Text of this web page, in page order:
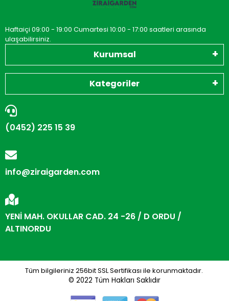
Haftaiçi 09:00 - 19:00 Cumartesi 10:00 - 17:00 saatleri arasında
ulaşabilirsiniz.
Kurumsal
Kategoriler
(0452) 225 15 39
info@ziraigarden.com
YENİ MAH. OKULLAR CAD. 24 -26 / D ORDU /
ALTINORDU
Tüm bilgileriniz 256bit SSL Sertifikası ile korunmaktadır.
© 2022 Tüm Hakları Saklıdır